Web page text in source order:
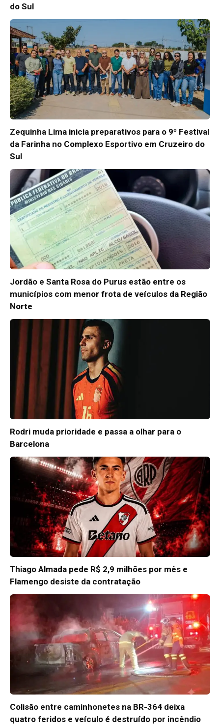
do Sul
Zequinha Lima inicia preparativos para o 9º Festival
da Farinha no Complexo Esportivo em Cruzeiro do
Sul
Jordão e Santa Rosa do Purus estão entre os
municípios com menor frota de veículos da Região
Norte
Rodri muda prioridade e passa a olhar para o
Barcelona
Thiago Almada pede R$ 2,9 milhões por mês e
Flamengo desiste da contratação
Colisão entre caminhonetes na BR-364 deixa
quatro feridos e veículo é destruído por incêndio